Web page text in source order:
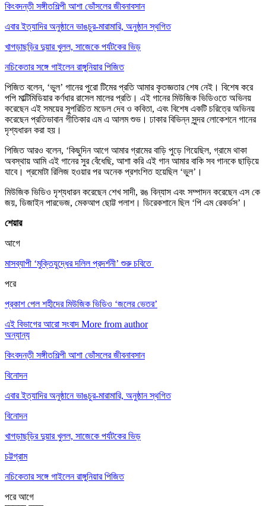
কিংবদন্তী সঙ্গীতশিল্পী আশা ভোঁসলের জীবনাবসান
এবার ইত্যাদির অনুষ্ঠানে ভাঙচুর-মারামারি, অনুষ্ঠান স্থগিত
খাগড়াছড়ির দুয়ার খুলল, সাজেকে পর্যটকের ভিড়
নচিকেতার সঙ্গে গাইলেন রাঙ্গুনিয়ার পিজিত
পিজিত বলেন, ‘ভুল’ গানের পুরো টিমের প্রতি আমার কৃতজ্ঞতার শেষ নেই। বিশেষ করে
পপি মাল্টিমিডিয়ার কর্ণধার রাসেল মালের প্রতি। এই গানের মিউজিক ভিডিওতে অভিনয়
করেছেন এই সময়ের সুপরিচিত মডেল দেব ও কবিতা, এবং বিশেষ একটি চরিত্রে অভিনয়
করেছেন প্রতিভাবান গীতিকার এম এ আলম শুভ। ঢাকার বিভিন্ন সুন্দর লোকেশনে গানের
দৃশ্যধারন করা হয়।
পিজিত আরও বলেন, ‘কিছুদিন আগে আমার গ্রামের বাড়ি পুড়ে গিয়েছিল, গ্রামে থাকা
অবস্থায় আমি এই গানের সুর বেঁধেছি, আশা করি এই গান আমার বাকি সব গানকে ছাড়িয়ে
যাবে। প্রমোটা রিলিজ হওয়ার পর অনেক প্রশংশিত হয়েছিল ‘ভুল’।
মিউজিক ভিডিও দৃশ্যধারন করেছেন শেখ সাদী, রঙ বিন্যাস এবং সম্পাদন করেছেন এস কে
জয়, ডিজাইন পারভেজ, মেকআপ ছোট্ট পলাশ। ডিরেকশানে ছিল ‘পি এম রেকর্ডস’।
শেয়ার
আগে
মাসব্যাপী ‘মুক্তিযুদ্ধের দলিল প্রদর্শনী’ শুরু চবিতে
পরে
প্রকাশ পেল শহীদের মিউজিক ভিডিও ‘জলের ভেতর’
এই বিভাগের আরো সংবাদ More from author
অন্যান্য
কিংবদন্তী সঙ্গীতশিল্পী আশা ভোঁসলের জীবনাবসান
বিনোদন
এবার ইত্যাদির অনুষ্ঠানে ভাঙচুর-মারামারি, অনুষ্ঠান স্থগিত
বিনোদন
খাগড়াছড়ির দুয়ার খুলল, সাজেকে পর্যটকের ভিড়
চট্টগ্রাম
নচিকেতার সঙ্গে গাইলেন রাঙ্গুনিয়ার পিজিত
পরেআগে